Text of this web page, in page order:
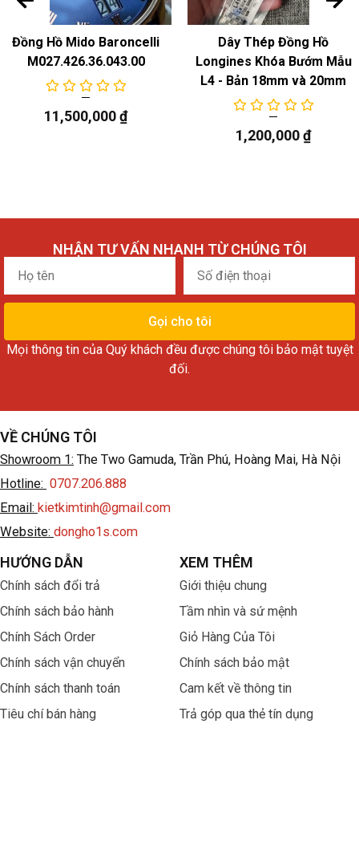
Đồng Hồ Mido Baroncelli
M027.426.36.043.00
11,500,000₫
Dây Thép Đồng Hồ
Longines Khóa Bướm Mẫu
L4 - Bản 18mm và 20mm
1,200,000₫
NHẬN TƯ VẤN NHANH TỪ CHÚNG TÔI
Họ
tên
điện
thoại
Gọi cho tôi
Mọi thông tin của Quý khách đều được chúng tôi bảo mật tuyệt
đối.
VỀ CHÚNG TÔI
Showroom 1: The Two Gamuda, Trần Phú, Hoàng Mai, Hà Nội
Hotline: 0707.206.888
Email: kietkimtinh@gmail.com
Website: dongho1s.com
HƯỚNG DẪN
Chính sách đổi trả
Chính sách bảo hành
Chính Sách Order
Chính sách vận chuyển
Chính sách thanh toán
Tiêu chí bán hàng
XEM THÊM
Giới thiệu chung
Tầm nhìn và sứ mệnh
Giỏ Hàng Của Tôi
Chính sách bảo mật
Cam kết về thông tin
Trả góp qua thẻ tín dụng